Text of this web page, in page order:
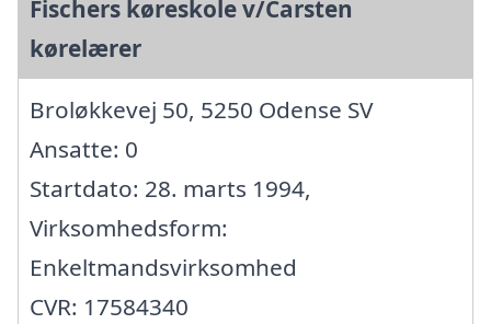
Fischers køreskole v/Carsten
kørelærer
Broløkkevej 50, 5250 Odense SV
Ansatte: 0
Startdato: 28. marts 1994,
Virksomhedsform:
Enkeltmandsvirksomhed
CVR: 17584340